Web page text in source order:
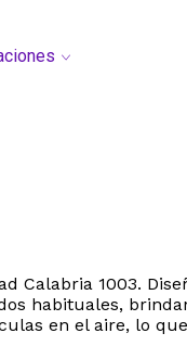
Calabria 1003.
habituales,
en el aire, lo